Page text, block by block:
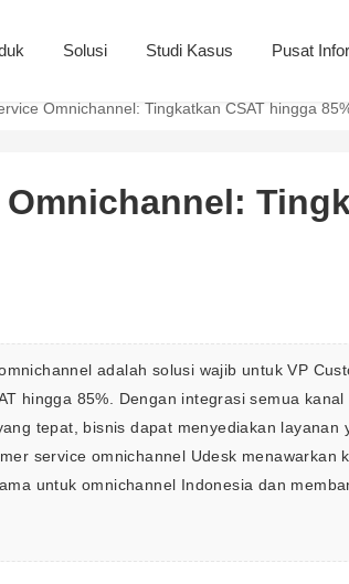
Solusi Studi Kasus Pusat
Omnichannel: Tingkatkan CSAT hingga
adalah solusi wajib untuk VP
hingga 85%. Dengan integrasi semua
tepat, bisnis dapat menyediakan layanan
service omnichannel Udesk menawarkan
untuk omnichannel Indonesia dan